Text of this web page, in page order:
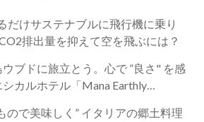
だけサステナブルに飛行機に乗り
排出量を抑えて空を飛ぶには？
ブドに旅立とう。心で ”良さ" を感
シカルホテル「Mana Earthly
ので美味しく” イタリアの郷土料理